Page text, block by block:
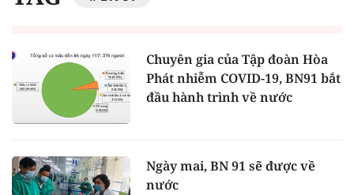
Chuyên gia của Tập đoàn Hòa
Phát nhiễm COVID-19, BN91 bắt
đầu hành trình về nước
Ngày mai, BN 91 sẽ được về
nước